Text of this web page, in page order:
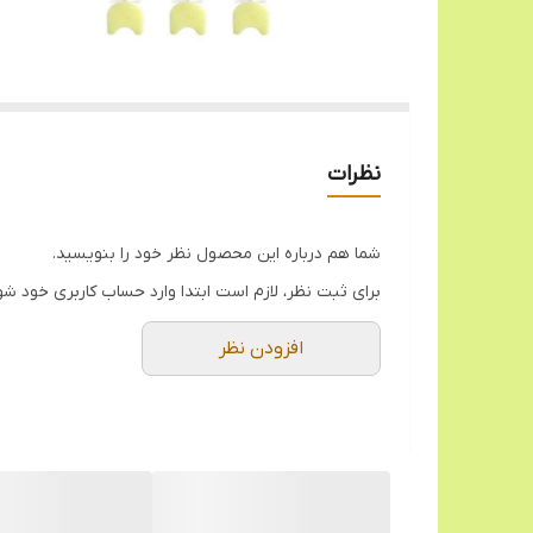
نظرات
شما هم درباره این محصول نظر خود را بنویسید.
برای ثبت نظر، لازم است ابتدا وارد حساب کاربری خود
افزودن نظر